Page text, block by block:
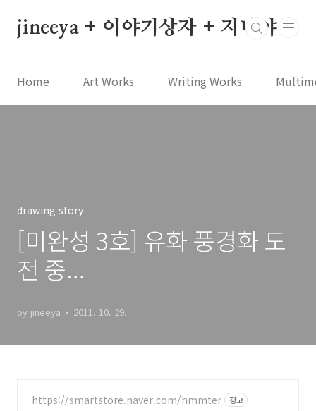
jineeya + 이야기상자 + 지니야
Home Art Works Writing Works
drawing story
[미완성 3호] 유화 풍경화 도
전 중...
by jineeya 2011. 10. 29.
https://smartstore.naver.com/hmmter 광고